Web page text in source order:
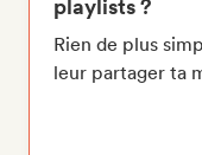
playlists ?
Rien de plus
leur partager ta